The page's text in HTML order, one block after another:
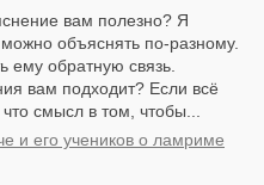
вам полезно? Я
объяснять по-разному.
ему обратную связь.
вам подходит? Если всё
смысл в том, чтобы...
и его учеников о ламриме